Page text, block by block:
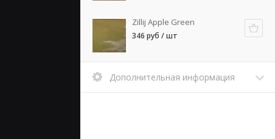
Zillij Apple Green
346 руб / шт
Дополнительная информация